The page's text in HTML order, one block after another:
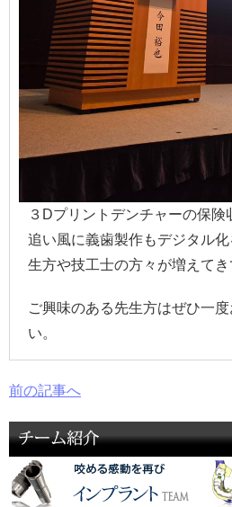
３Dプリントデンチャーの保険
追い風に義歯製作もデジタル
生方や技工士の方々が増えてき
ご興味のある先生方はぜひ一
い。
前の記事へ